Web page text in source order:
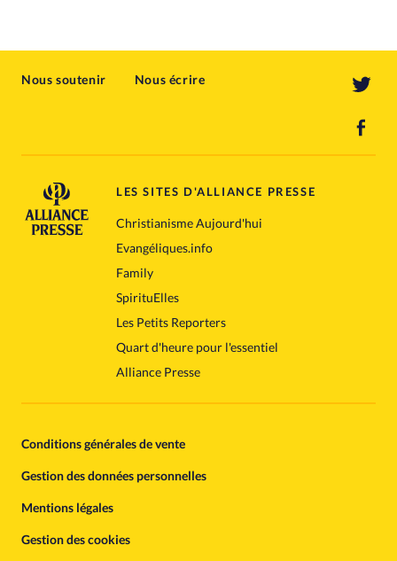
Nous soutenir Nous écrire
LES SITES D'ALLIANCE PRESSE
Christianisme Aujourd'hui
Evangéliques.info
Family
SpirituElles
Les Petits Reporters
Quart d'heure pour l'essentiel
Alliance Presse
Conditions générales de vente
Gestion des données personnelles
Mentions légales
Gestion des cookies